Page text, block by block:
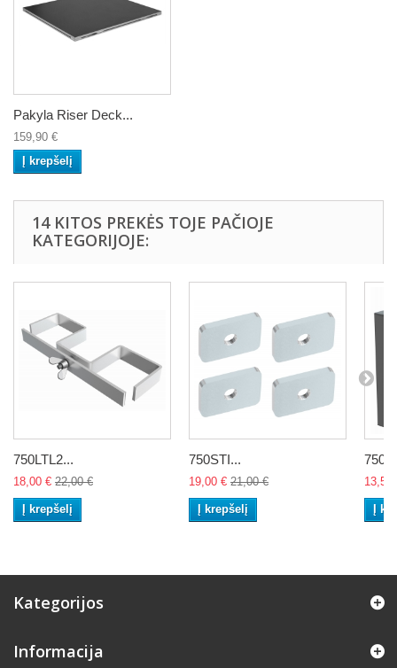
Pakyla Riser Deck...
159,90 €
Į krepšelį
14 KITOS PREKĖS TOJE PAČIOJE
KATEGORIJOJE:
750LTL2...
18,00 € 22,00 €
Į krepšelį
750STI...
19,00 € 21,00 €
Į krepšelį
13,50
Į
Kategorijos
Informacija